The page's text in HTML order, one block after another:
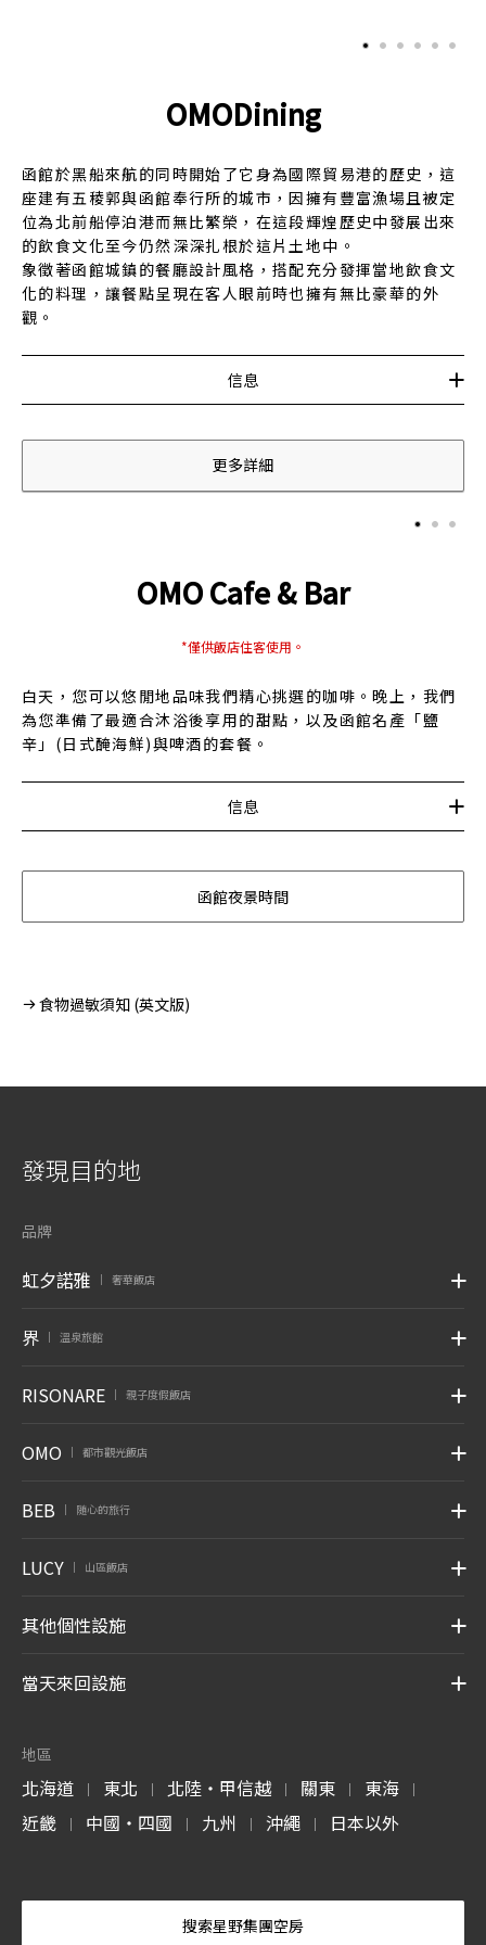
OMODining
函館於黑船來航的同時開始了它身為國際貿易港的歷史，這
座建有五稜郭與函館奉行所的城市，因擁有豐富漁場且被定
位為北前船停泊港而無比繁榮，在這段輝煌歷史中發展出來
的飲食文化至今仍然深深扎根於這片土地中。
象徵著函館城鎮的餐廳設計風格，搭配充分發揮當地飲食文
化的料理，讓餐點呈現在客人眼前時也擁有無比豪華的外
觀。
信息
更多詳細
OMO Cafe & Bar
*僅供飯店住客使用。
白天，您可以悠閒地品味我們精心挑選的咖啡。晚上，我們
為您準備了最適合沐浴後享用的甜點，以及函館名產「鹽
辛」(日式醃海鮮)與啤酒的套餐。
信息
函館夜景時間
食物過敏須知 (英文版)
發現目的地
品牌
虹夕諾雅 奢華飯店
界 溫泉旅館
RISONARE 親子度假飯店
OMO 都市觀光飯店
BEB 随心的旅行
LUCY 山區飯店
其他個性設施
當天來回設施
地區
北海道 | 東北 | 北陸・甲信越 | 關東 | 東海 |
近畿 | 中國・四國 | 九州 | 沖繩 | 日本以外
搜索星野集團空房